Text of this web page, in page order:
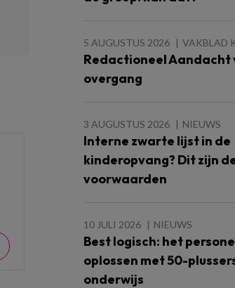
5 AUGUSTUS 2026 VAKBLAD
Redactioneel Aandacht
overgang
3 AUGUSTUS 2026 NIEUWS
Interne zwarte lijst in de
kinderopvang? Dit zijn
voorwaarden
10 JULI 2026 NIEUWS
Best logisch: het
oplossen met 50-
onderwijs